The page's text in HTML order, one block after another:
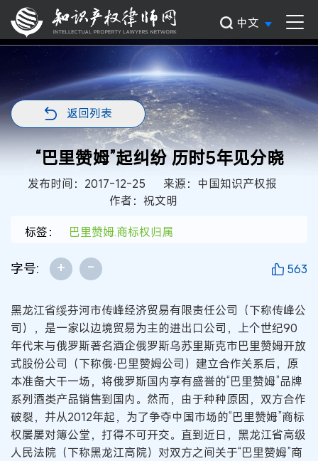
中文
返回列表
“巴里赞姆”起纠纷 历时5年见分晓
发布时间：2017-12-25
来源：中国知识产权报
作者：祝文明
标签：
巴里赞姆.商标权归属
字号: + - 563
黑龙江省绥芬河市传峰经济贸易有限责任公司（下称传峰公
司），是一家以边境贸易为主的进出口公司，上个世纪90
年代末与俄罗斯著名酒企俄罗斯乌苏里斯克市巴里赞姆开放
式股份公司（下称俄·巴里赞姆公司）建立合作关系后，原
本准备大干一场，将俄罗斯国内享有盛誉的“巴里赞姆”品牌
系列酒类产品销售到国内。然而，由于种种原因，双方合作
破裂，并从2012年起，为了争夺中国市场的“巴里赞姆”商标
权屡屡对簿公堂，打得不可开交。直到近日，黑龙江省高级
人民法院（下称黑龙江高院）对双方之间关于“巴里赞姆”商